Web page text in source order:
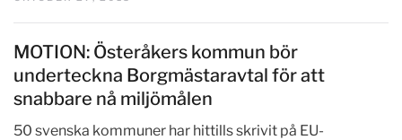
MOTION: Österåkers kommun bör
underteckna Borgmästaravtal för att
snabbare nå miljömålen
50 svenska kommuner har hittills skrivit på EU-